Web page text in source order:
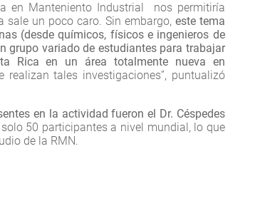
en Manteniento Industrial nos permitiría
un poco caro. Sin embargo, este tema
(desde químicos, físicos e ingenieros de
grupo variado de estudiantes para trabajar
Rica en un área totalmente nueva en
tales investigaciones”, puntualizó
en la actividad fueron el Dr. Céspedes
50 participantes a nivel mundial, lo que
de la RMN.